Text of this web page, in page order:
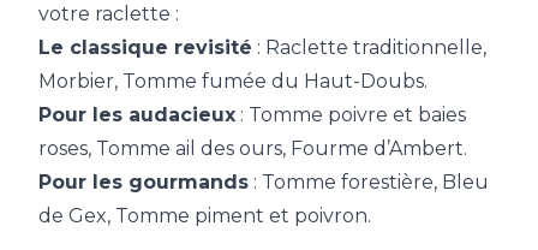
votre raclette :
Le classique revisité : Raclette traditionnelle,
Morbier, Tomme fumée du Haut-Doubs.
Pour les audacieux : Tomme poivre et baies
roses, Tomme ail des ours, Fourme d’Ambert.
Pour les gourmands : Tomme forestière, Bleu
de Gex, Tomme piment et poivron.